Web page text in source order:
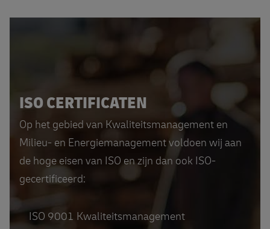
ISO CERTIFICATEN
Op het gebied van Kwaliteitsmanagement en
Milieu- en Energiemanagement voldoen wij aan
de hoge eisen van ISO en zijn dan ook ISO-
gecertificeerd:
ISO 9001 Kwaliteitsmanagement